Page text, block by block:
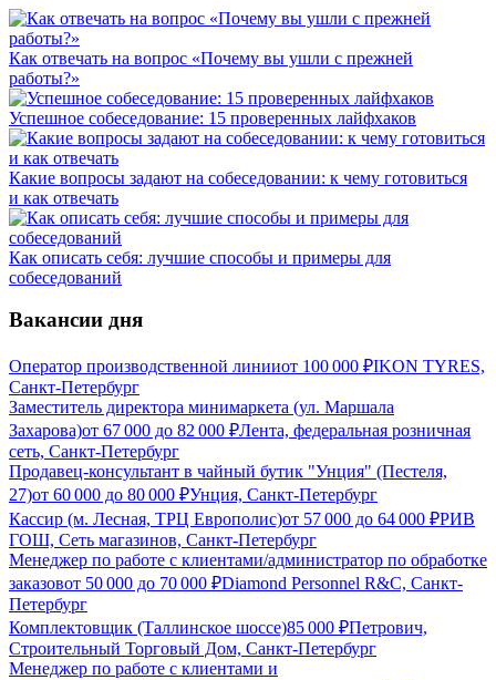
Как отвечать на вопрос «Почему вы ушли с прежней
работы?»
Успешное собеседование: 15 проверенных лайфхаков
Какие вопросы задают на собеседовании: к чему готовиться
и как отвечать
Как описать себя: лучшие способы и примеры для
собеседований
Вакансии дня
Оператор производственной линииот 100 000 ₽IKON TYRES,
Санкт-Петербург
Заместитель директора минимаркета (ул. Маршала
Захарова)от 67 000 до 82 000 ₽Лента, федеральная розничная
сеть, Санкт-Петербург
Продавец-консультант в чайный бутик "Унция" (Пестеля,
27)от 60 000 до 80 000 ₽Унция, Санкт-Петербург
Кассир (м. Лесная, ТРЦ Европолис)от 57 000 до 64 000 ₽РИВ
ГОШ, Сеть магазинов, Санкт-Петербург
Менеджер по работе с клиентами/администратор по обработке
заказовот 50 000 до 70 000 ₽Diamond Personnel R&C, Санкт-
Петербург
Комплектовщик (Таллинское шоссе)85 000 ₽Петрович,
Строительный Торговый Дом, Санкт-Петербург
Менеджер по работе с клиентами и